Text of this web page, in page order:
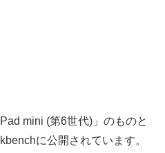
mini (第6世代)」のものと
に公開されています。